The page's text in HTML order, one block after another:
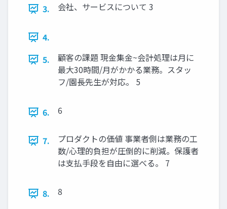
3. 会社、サービスについて 3
4.
5.
顧客の課題 現金集金~会計処理は月に
最大30時間/月がかかる業務。スタッ
フ/園長先生が対応。 5
6. 6
7.
プロダクトの価値 事業者側は業務の工
数/心理的負担が圧倒的に削減。保護者
は支払手段を自由に選べる。 7
8. 8